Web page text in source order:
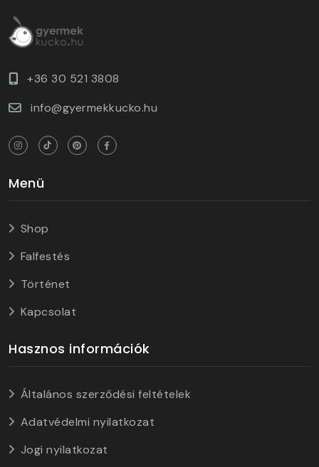
+36 30 521 3808
info@gyermekkucko.hu
Menü
Shop
Falfestés
Történet
Kapcsolat
Hasznos információk
Általános szerződési feltételek
Adatvédelmi nyilatkozat
Jogi nyilatkozat